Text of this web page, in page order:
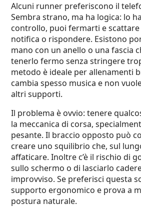
Alcuni runner preferiscono il
Sembra strano, ma ha logica: lo
controllo, puoi fermarti e
notifica o rispondere. Esistono
mano con un anello o una fascia
tenerlo fermo senza stringere
metodo è ideale per allenamenti
cambia spesso musica e non
altri supporti.
Il problema è ovvio: tenere
la meccanica di corsa,
pesante. Il braccio opposto può
creare uno squilibrio che, sul
affaticare. Inoltre c’è il rischio di
sullo schermo o di lasciarlo
improvviso. Se preferisci questa
supporto ergonomico e prova a
postura naturale.